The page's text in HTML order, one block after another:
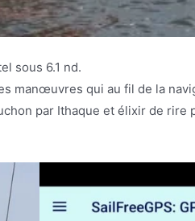
sous 6.1 nd.
manœuvres qui au fil de la
par Ithaque et élixir de rire